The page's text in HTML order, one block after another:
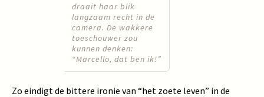
draait haar blik
langzaam recht in de
camera. De wakkere
toeschouwer zou
kunnen denken:
“Marcello, dat ben ik!”
Zo eindigt de bittere ironie van “het zoete leven” in de